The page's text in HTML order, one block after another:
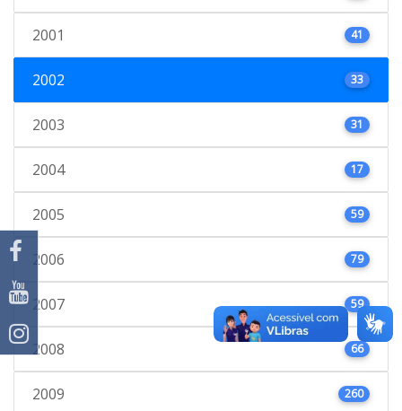
2001 41
2002 33
2003 31
2004 17
2005 59
2006 79
2007 59
2008 66
2009 260